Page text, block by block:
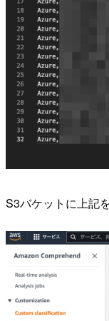
S3バケットに上記